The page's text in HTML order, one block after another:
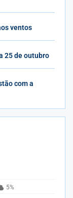
ventos
25 de outubro
com a
5%